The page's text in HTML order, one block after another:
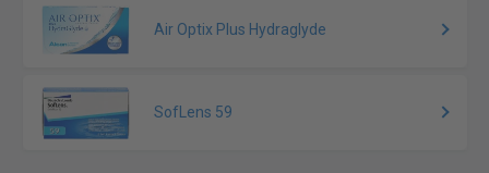
Air Optix Plus Hydraglyde
SofLens 59